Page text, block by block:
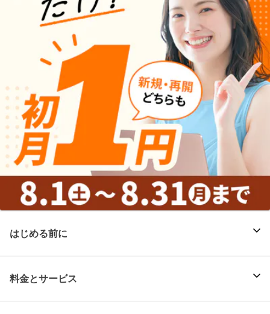
はじめる前に
料金とサービス